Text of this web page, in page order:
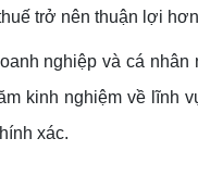
trở nên thuận lợi
nghiệp và cá
kinh nghiệm về lĩnh
xác.